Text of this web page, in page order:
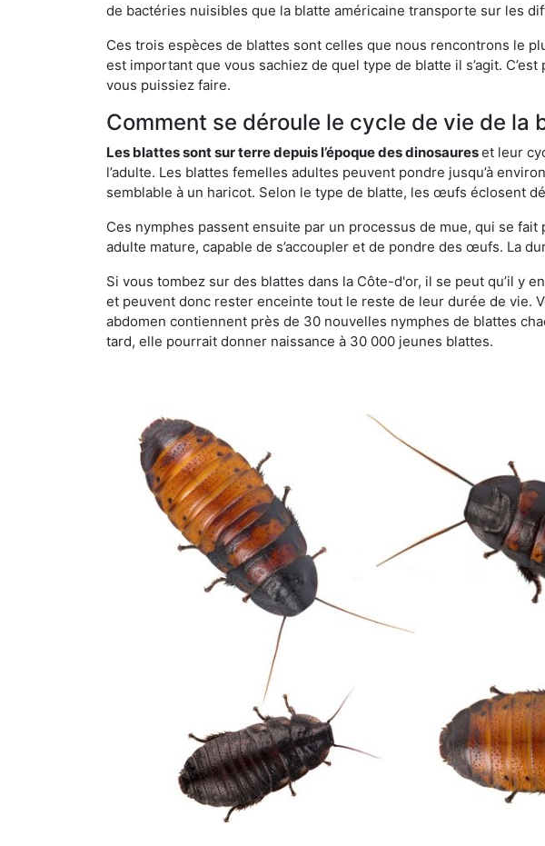
de bactéries nuisibles que la blatte américaine transporte sur les
Ces trois espèces de blattes sont celles que nous rencontrons le
est important que vous sachiez de quel type de blatte il s’agit.
vous puissiez faire.
Comment se déroule le cycle de vie de la
Les blattes sont sur terre depuis l’époque des dinosaureset leur
l’adulte. Les blattes femelles adultes peuvent pondre jusqu’à
semblable à un haricot. Selon le type de blatte, les œufs éclosent
Ces nymphes passent ensuite par un processus de mue, qui se
adulte mature, capable de s’accoupler et de pondre des œufs. La
Si vous tombez sur des blattes dans la Côte-d'or, il se peut qu’il y
et peuvent donc rester enceinte tout le reste de leur durée de vie.
abdomen contiennent près de 30 nouvelles nymphes de blattes
tard, elle pourrait donner naissance à 30 000 jeunes blattes.